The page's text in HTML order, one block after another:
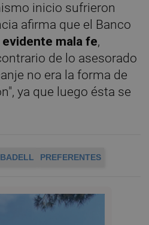
inicio sufrieron
afirma que el Banco
mala fe,
de lo asesorado
no era la forma de
ya que luego ésta se
PREFERENTES